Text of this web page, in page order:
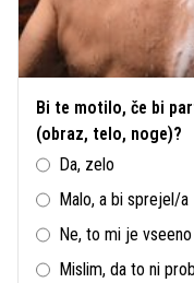
Bi te motilo, če bi
(obraz, telo, noge)?
Da, zelo
Malo, a bi sprejel/a
Ne, to mi je vseeno
Mislim, da to ni